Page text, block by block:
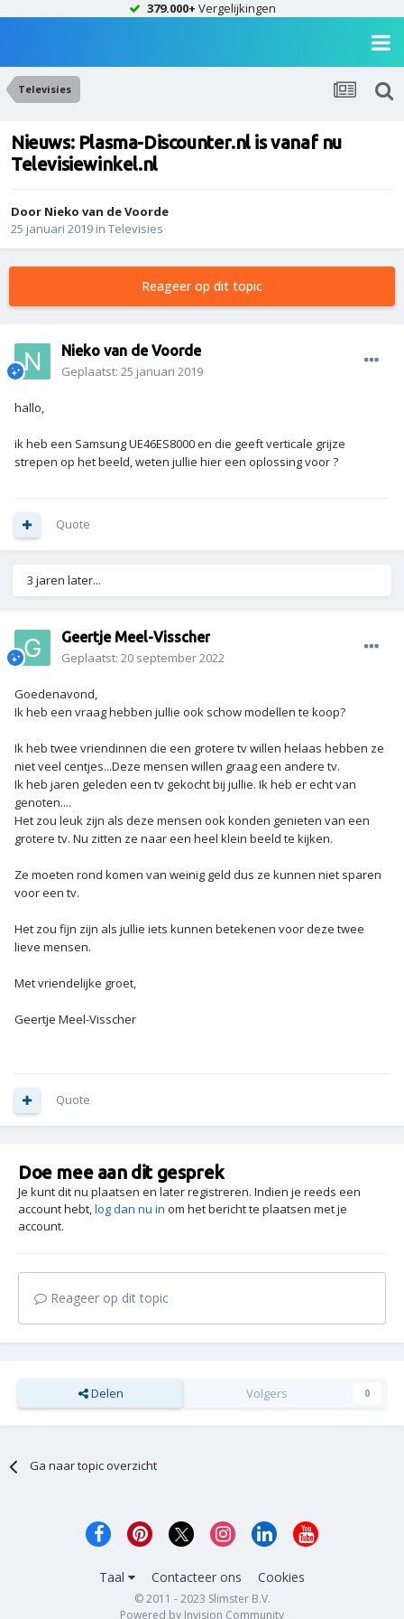
379.000+ Vergelijkingen
Televisies
Nieuws: Plasma-Discounter.nl is vanaf nu
Televisiewinkel.nl
Door Nieko van de Voorde
25 januari 2019 in Televisies
Reageer op dit topic
Nieko van de Voorde
Geplaatst: 25 januari 2019
hallo,
ik heb een Samsung UE46ES8000 en die geeft verticale grijze
strepen op het beeld, weten jullie hier een oplossing voor ?
Quote
3 jaren later...
Geertje Meel-Visscher
Geplaatst: 20 september 2022
Goedenavond,
Ik heb een vraag hebben jullie ook schow modellen te koop?
Ik heb twee vriendinnen die een grotere tv willen helaas hebben ze
niet veel centjes...Deze mensen willen graag een andere tv.
Ik heb jaren geleden een tv gekocht bij jullie. Ik heb er echt van
genoten....
Het zou leuk zijn als deze mensen ook konden genieten van een
grotere tv. Nu zitten ze naar een heel klein beeld te kijken.
Ze moeten rond komen van weinig geld dus ze kunnen niet sparen
voor een tv.
Het zou fijn zijn als jullie iets kunnen betekenen voor deze twee
lieve mensen.
Met vriendelijke groet,
Geertje Meel-Visscher
Quote
Doe mee aan dit gesprek
Je kunt dit nu plaatsen en later registreren. Indien je reeds een
account hebt,log dan nu in om het bericht te plaatsen met je
account.
Reageer op dit topic
Delen Volgers 0
Ga naar topic overzicht
Taal Contacteer ons Cookies
© 2011 - 2023 Slimster B.V.
Powered by Invision Community